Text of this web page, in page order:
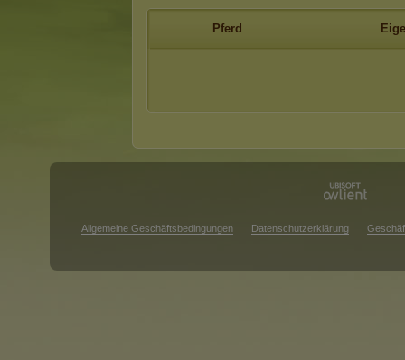
Pferd
Allgemeine Geschäftsbedingungen Datenschutzerklärung